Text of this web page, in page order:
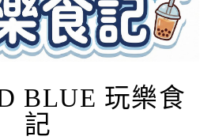
BLUE 玩樂食
記